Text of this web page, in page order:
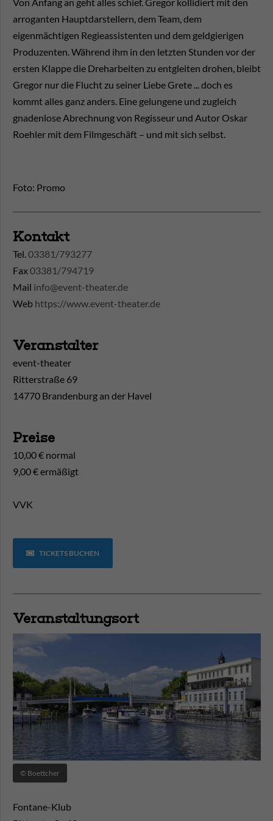
Von Anfang an geht alles schief. Gregor kollidiert mit den
arroganten Hauptdarstellern, dem Team, dem
eigenmächtigen Regieassistenten und dem geldgierigen
Produzenten. Während ihm in den letzten Stunden vor der
ersten Klappe die Dreharbeiten zu entgleiten drohen, bleibt
Gregor nur die Flucht zu seiner Liebe Grete ... doch es
kommt alles ganz anders. Eine gelungene und zugleich
gnadenlose Abrechnung von Regisseur und Autor Oskar
Roehler mit dem Filmgeschäft – und mit sich selbst.
Foto: Promo
Kontakt
Tel.03381/793277
Fax03381/794719
Mail info@event-theater.de
Web https://www.event-theater.de
Veranstalter
event-theater
Ritterstraße 69
14770 Brandenburg an der Havel
Preise
10,00 € normal
9,00 € ermäßigt
VVK
TICKETS BUCHEN
Veranstaltungsort
© Boettcher
Fontane-Klub